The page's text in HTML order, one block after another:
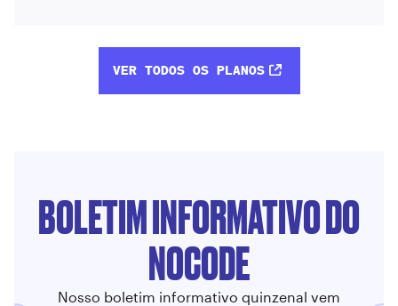
VER TODOS OS PLANOS
BOLETIM INFORMATIVO DO
NOCODE
Nosso boletim informativo quinzenal vem